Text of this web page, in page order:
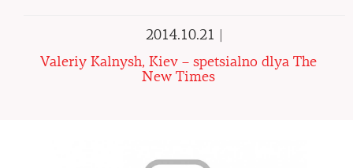
2014.10.21 |
Valeriy Kalnysh, Kiev – spetsialno dlya The
New Times